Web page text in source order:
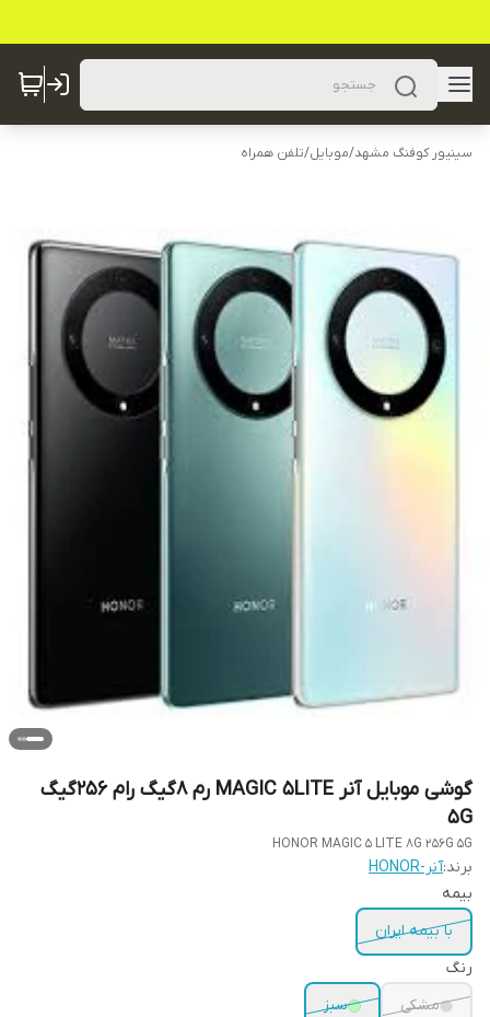
سینیور کوفنگ مشهد/موبایل/تلفن همراه
گوشی موبایل آنر MAGIC 5LITE رم 8گیگ رام 256گیگ
5G
HONOR MAGIC 5 LITE 8G 256G 5G
برند:آنر-HONOR
بیمه
با بیمه ایران
رنگ
مشکی
سبز